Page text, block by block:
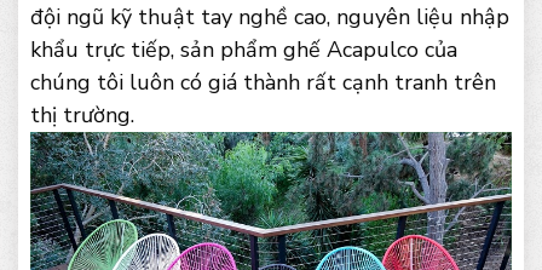
đội ngũ kỹ thuật tay nghề cao, nguyên liệu nhập
khẩu trực tiếp, sản phẩm ghế Acapulco của
chúng tôi luôn có giá thành rất cạnh tranh trên
thị trường.